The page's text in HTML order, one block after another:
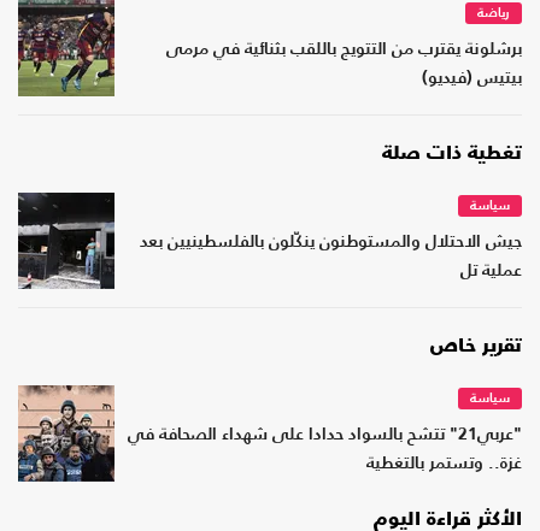
رياضة
برشلونة يقترب من التتويج باللقب بثنائية في مرمى
بيتيس (فيديو)
تغطية ذات صلة
سياسة
جيش الاحتلال والمستوطنون ينكّلون بالفلسطينيين بعد
عملية تل
تقرير خاص
سياسة
"عربي21" تتشح بالسواد حدادا على شهداء الصحافة في
غزة.. وتستمر بالتغطية
الأكثر قراءة اليوم